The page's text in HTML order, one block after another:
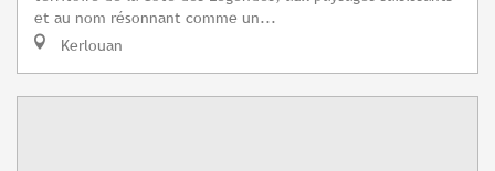
et au nom résonnant comme un...
Kerlouan